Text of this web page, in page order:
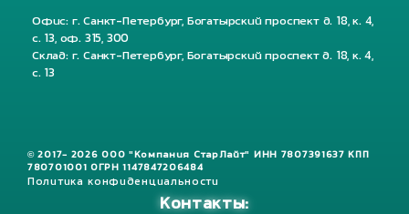
Офис: г. Санкт-Петербург, Богатырский проспект д. 18, к. 4,
с. 13, оф. 315, 300
Склад: г. Санкт-Петербург, Богатырский проспект д. 18, к. 4,
с. 13
© 2017- 2026 ООО "Компания СтарЛайт" ИНН 7807391637 КПП
780701001 ОГРН 1147847206484
Политика конфиденциальности
Контакты: